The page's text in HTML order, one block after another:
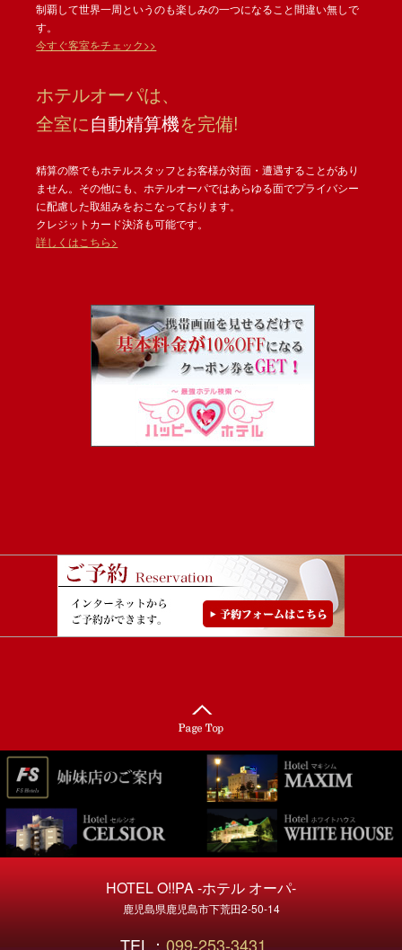
制覇して世界一周というのも楽しみの一つになること間違い無しで
す。
今すぐ客室をチェック>>
ホテルオーパは、
全室に自動精算機を完備!
精算の際でもホテルスタッフとお客様が対面・遭遇することがあり
ません。その他にも、ホテルオーパではあらゆる面でプライバシー
に配慮した取組みをおこなっております。
クレジットカード決済も可能です。
詳しくはこちら>
HOTEL O!!PA -ホテル オーパ-
鹿児島県鹿児島市下荒田2-50-14
TEL： 099-253-3431